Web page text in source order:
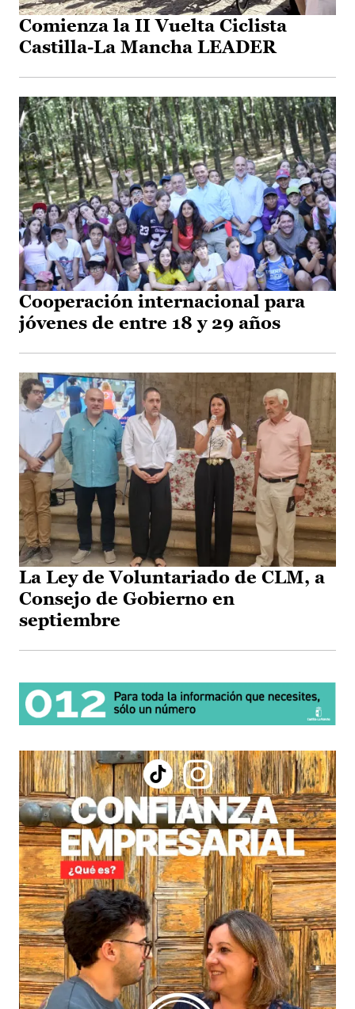
Comienza la II Vuelta Ciclista
Castilla-La Mancha LEADER
Cooperación internacional para
jóvenes de entre 18 y 29 años
La Ley de Voluntariado de CLM, a
Consejo de Gobierno en
septiembre